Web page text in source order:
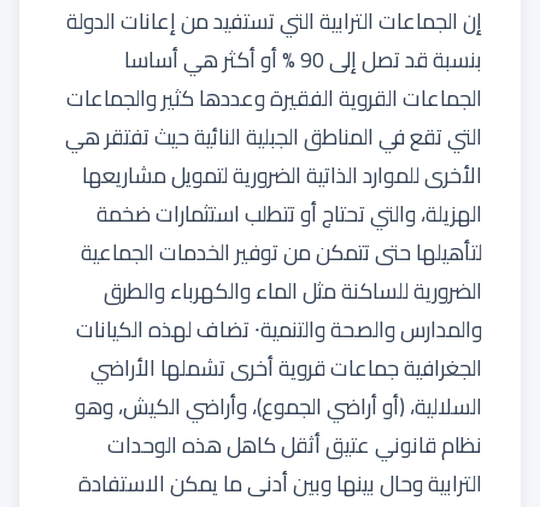
إن الجماعات الترابية التي تستفيد من إعانات الدولة
بنسبة قد تصل إلى 90 % أو أكثر هي أساسا
الجماعات القروية الفقيرة وعددها كثير والجماعات
التي تقع في المناطق الجبلية النائية حيث تفتقر هي
الأخرى للموارد الذاتية الضرورية لتمويل مشاريعها
الهزيلة، والتي تحتاج أو تتطلب استثمارات ضخمة
لتأهيلها حتى تتمكن من توفير الخدمات الجماعية
الضرورية للساكنة مثل الماء والكهرباء والطرق
والمدارس والصحة والتنمية⸱ تضاف لهذه الكيانات
الجغرافية جماعات قروية أخرى تشملها الأراضي
السلالية، (أو أراضي الجموع)، وأراضي الكيش، وهو
نظام قانوني عتيق أثقل كاهل هذه الوحدات
الترابية وحال بينها وبين أدنى ما يمكن الاستفادة